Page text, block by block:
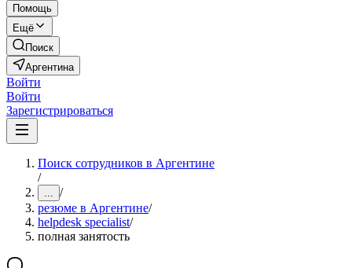
Помощь
Ещё
Поиск
Аргентина
Войти
Войти
Зарегистрироваться
Поиск сотрудников в Аргентине
/
... /
резюме в Аргентине/
helpdesk specialist/
полная занятость